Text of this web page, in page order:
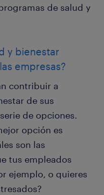
de salud y
y bienestar
empresas?
contribuir a
de sus
de opciones.
opción es
son las
tus empleados
ejemplo, o quieres